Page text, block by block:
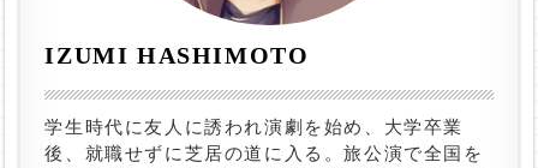
IZUMI HASHIMOTO
学生時代に友人に誘われ演劇を始め、大学卒業
後、就職せずに芝居の道に入る。旅公演で全国を